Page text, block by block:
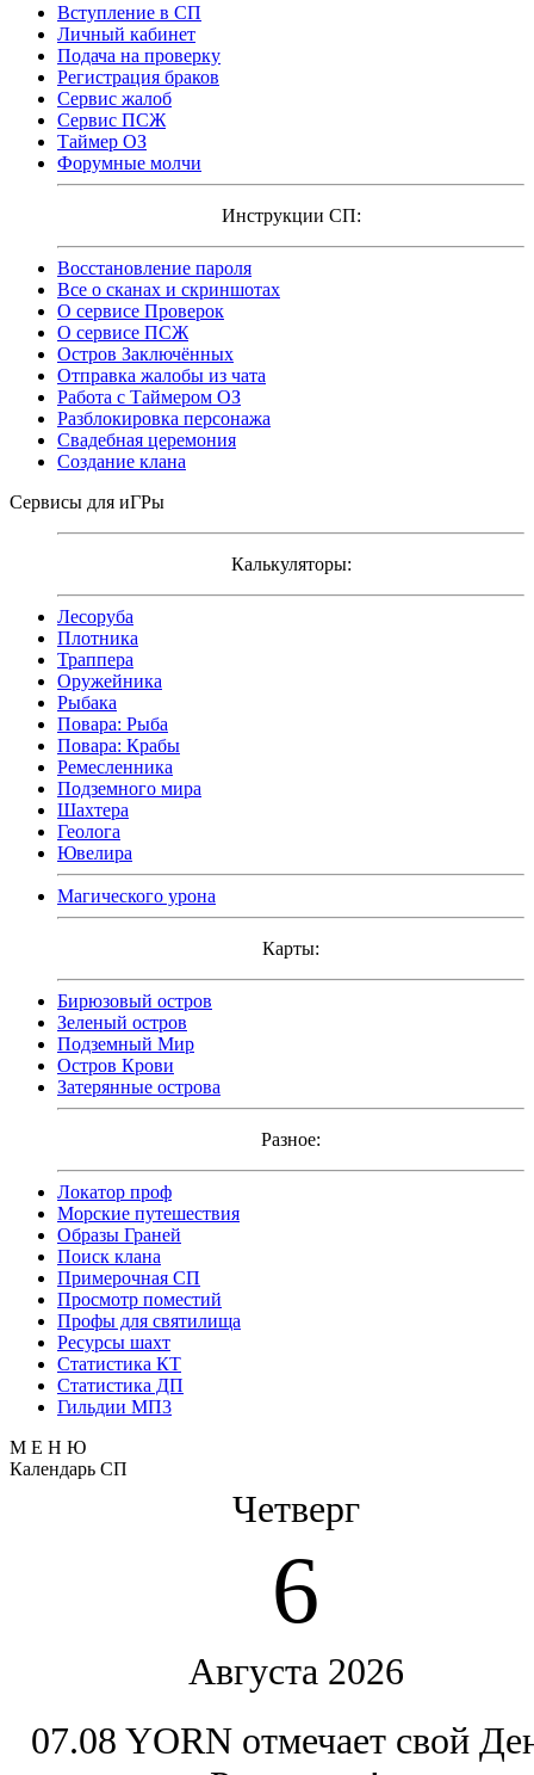
Вступление в СП
Личный кабинет
Подача на проверку
Регистрация браков
Сервис жалоб
Сервис ПСЖ
Таймер ОЗ
Форумные молчи
Инструкции СП:
Восстановление пароля
Все о сканах и скриншотах
О сервисе Проверок
О сервисе ПСЖ
Остров Заключённых
Отправка жалобы из чата
Работа с Таймером ОЗ
Разблокировка персонажа
Свадебная церемония
Создание клана
Сервисы для иГРы
Калькуляторы:
Лесоруба
Плотника
Траппера
Оружейника
Рыбака
Повара: Рыба
Повара: Крабы
Ремесленника
Подземного мира
Шахтера
Геолога
Ювелира
Магического урона
Карты:
Бирюзовый остров
Зеленый остров
Подземный Мир
Остров Крови
Затерянные острова
Разное:
Локатор проф
Морские путешествия
Образы Граней
Поиск клана
Примерочная СП
Просмотр поместий
Профы для святилища
Ресурсы шахт
Статистика КТ
Статистика ДП
Гильдии МП3
М Е Н Ю
Календарь СП
Четверг
6
Августа 2026
07.08 YORN отмечает свой